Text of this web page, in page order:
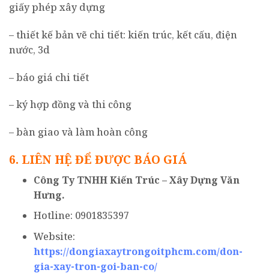
giấy phép xây dựng
– thiết kế bản vẽ chi tiết: kiến trúc, kết cấu, điện
nước, 3d
– báo giá chi tiết
– ký hợp đồng và thi công
– bàn giao và làm hoàn công
6. LIÊN HỆ ĐỂ ĐƯỢC BÁO GIÁ
Công Ty TNHH Kiến Trúc – Xây Dựng Văn
Hưng.
Hotline: 0901835397
Website:
https://dongiaxaytrongoitphcm.com/don-
gia-xay-tron-goi-ban-co/